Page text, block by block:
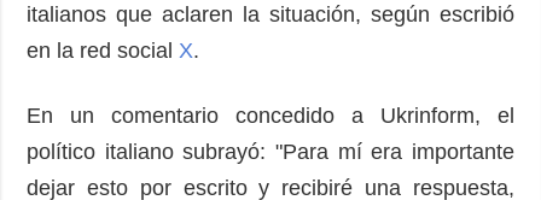
italianos que aclaren la situación, según escribió
en la red social X.
En un comentario concedido a Ukrinform, el
político italiano subrayó: "Para mí era importante
dejar esto por escrito y recibiré una respuesta,